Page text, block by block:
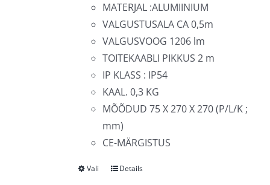
MATERJAL :ALUMIINIUM
VALGUSTUSALA CA 0,5m
VALGUSVOOG 1206 lm
TOITEKAABLI PIKKUS 2 m
IP KLASS : IP54
KAAL. 0,3 KG
MÕÕDUD 75 X 270 X 270 (P/L/K ;
mm)
CE-MÄRGISTUS
Vali
Sellel
Details